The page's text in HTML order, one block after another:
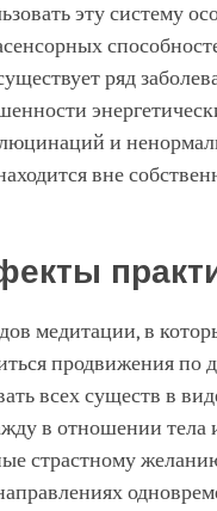
эту систему
ряд
и
вне
медитации, в
продвижения по
всех существ в
в отношении тела
страстному